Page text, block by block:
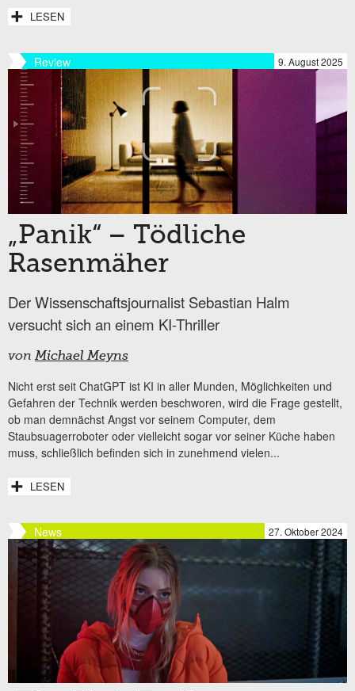
LESEN
Review 9. August 2025
„Panik“ – Tödliche
Rasenmäher
Der Wissenschaftsjournalist Sebastian Halm
versucht sich an einem KI-Thriller
vonMichael Meyns
Nicht erst seit ChatGPT ist KI in aller Munden, Möglichkeiten und
Gefahren der Technik werden beschworen, wird die Frage gestellt,
ob man demnächst Angst vor seinem Computer, dem
Staubsuagerroboter oder vielleicht sogar vor seiner Küche haben
muss, schließlich befinden sich in zunehmend vielen...
LESEN
News 27. Oktober 2024